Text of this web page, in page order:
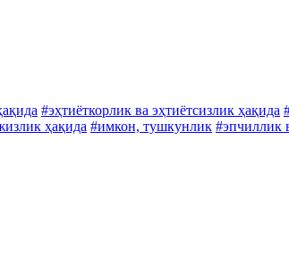
#эҳтиёткорлик ва эҳтиётсизлик ҳақида
ҳақида #имкон, тушкунлик #эпчиллик